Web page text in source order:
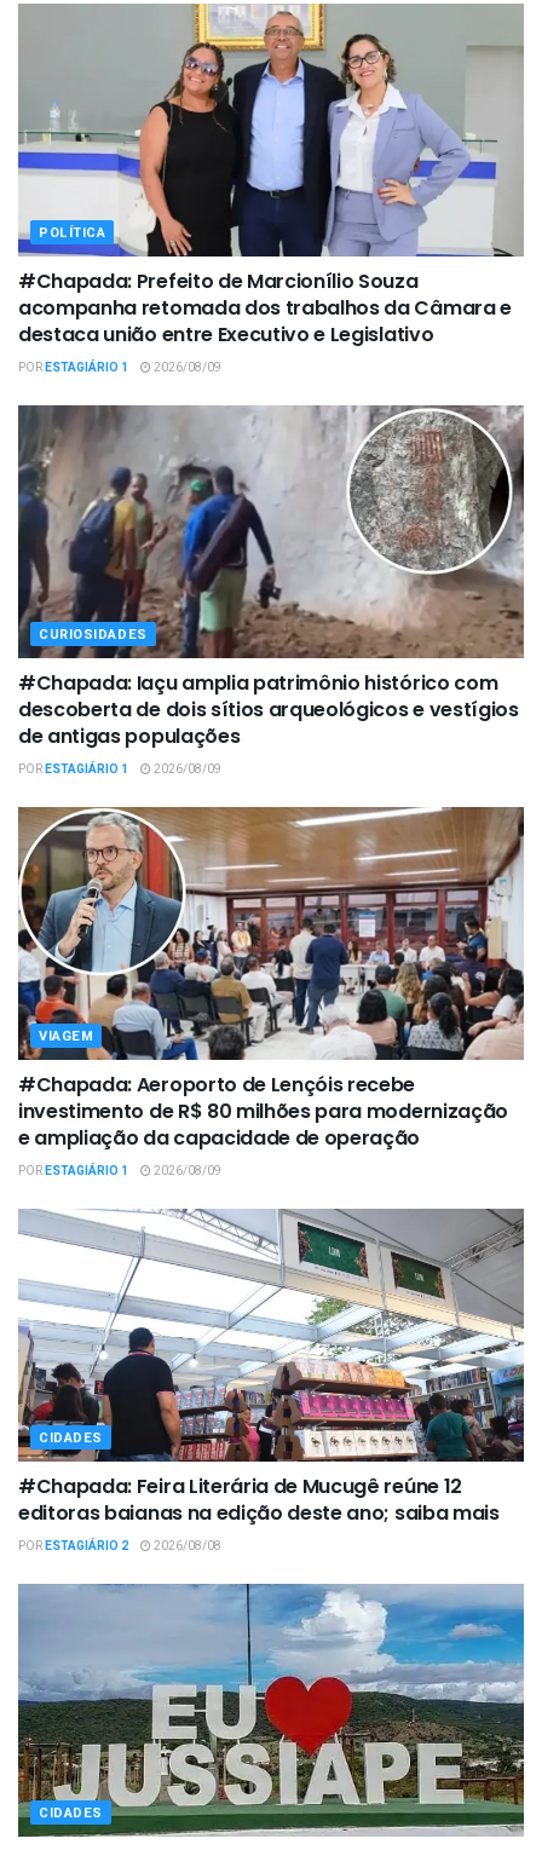
POLÍTICA
#Chapada: Prefeito de Marcionílio Souza
acompanha retomada dos trabalhos da Câmara e
destaca união entre Executivo e Legislativo
PORESTAGIÁRIO 1 2026/08/09
CURIOSIDADES
#Chapada: Iaçu amplia patrimônio histórico com
descoberta de dois sítios arqueológicos e vestígios
de antigas populações
PORESTAGIÁRIO 1 2026/08/09
VIAGEM
#Chapada: Aeroporto de Lençóis recebe
investimento de R$ 80 milhões para modernização
e ampliação da capacidade de operação
PORESTAGIÁRIO 1 2026/08/09
CIDADES
#Chapada: Feira Literária de Mucugê reúne 12
editoras baianas na edição deste ano; saiba mais
PORESTAGIÁRIO 2 2026/08/08
CIDADES